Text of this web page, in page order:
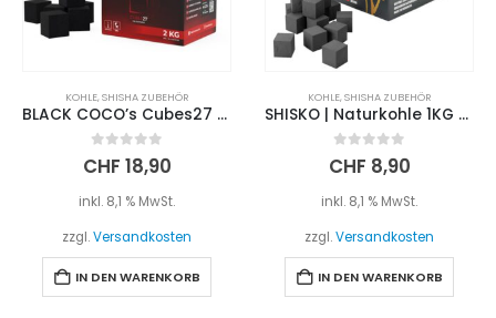
KOHLE,SHISHA ZUBEHÖR
BLACK COCO’s Cubes27 2kg
0 out of 5
CHF 18,90
inkl. 8,1 % MwSt.
zzgl.Versandkosten
IN DEN WARENKORB
KOHLE,SHISHA ZUBEHÖR
SHISKO | Naturkohle 1KG 26mm
0 out of 5
CHF 8,90
inkl. 8,1 % MwSt.
zzgl.Versandkosten
IN DEN WARENKORB